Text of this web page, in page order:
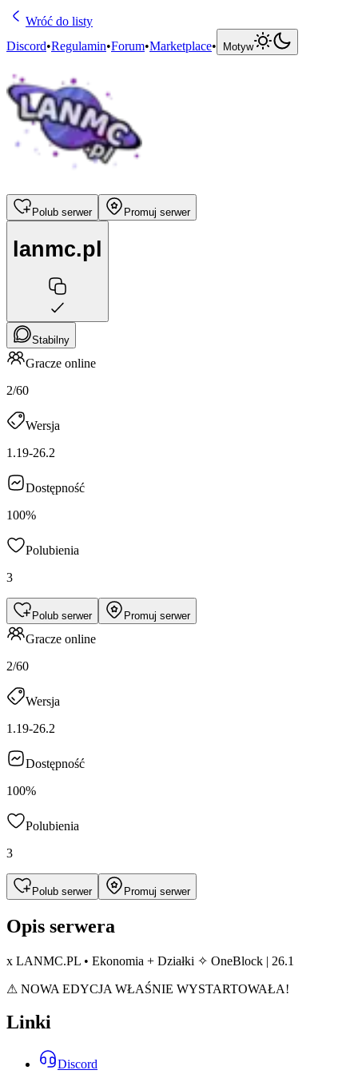
Wróć do listy
Discord•Regulamin•Forum•Marketplace• Motyw
Polub serwer Promuj serwer
lanmc.pl
Stabilny
Gracze online
2/60
Wersja
1.19-26.2
Dostępność
100%
Polubienia
3
Polub serwer Promuj serwer
Gracze online
2/60
Wersja
1.19-26.2
Dostępność
100%
Polubienia
3
Polub serwer Promuj serwer
Opis serwera
x LANMC.PL • Ekonomia + Działki ✧ OneBlock | 26.1
⚠ NOWA EDYCJA WŁAŚNIE WYSTARTOWAŁA!
Linki
Discord